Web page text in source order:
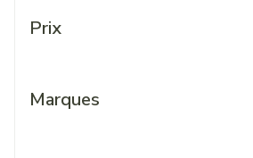
Prix
Marques